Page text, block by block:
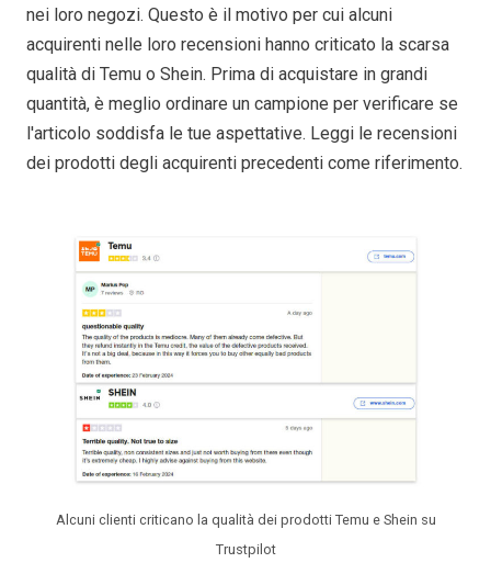
nei loro negozi. Questo è il motivo per cui alcuni
acquirenti nelle loro recensioni hanno criticato la scarsa
qualità di Temu o Shein. Prima di acquistare in grandi
quantità, è meglio ordinare un campione per verificare se
l'articolo soddisfa le tue aspettative. Leggi le recensioni
dei prodotti degli acquirenti precedenti come riferimento.
Alcuni clienti criticano la qualità dei prodotti Temu e Shein su
Trustpilot